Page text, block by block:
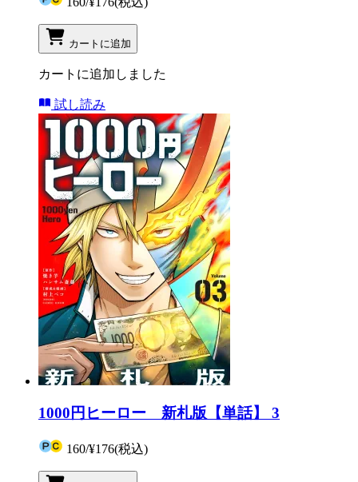
カートに追加
カートに追加しました
試し読み
1000円ヒーロー 新札版【単話】 3
160/¥176(税込)